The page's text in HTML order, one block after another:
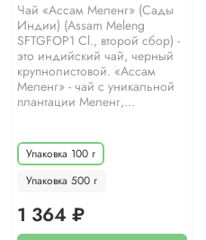
Чай «Ассам Меленг» (Сады
Индии) (Assam Meleng
SFTGFOP1 Cl., второй сбор) -
это индийский чай, черный
крупнолистовой. «Ассам
Меленг» - чай с уникальной
плантации Меленг,...
Упаковка 100 г
Упаковка 500 г
1 364 ₽